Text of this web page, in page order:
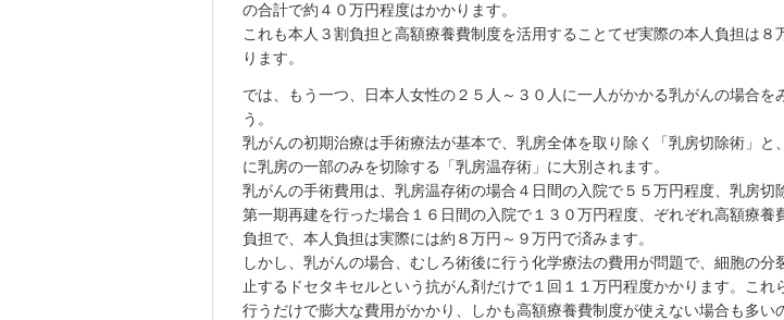
の合計で約４０万円程度はかかります。
これも本人３割負担と高額療養費制度を活用することてぜ実際の本人負担は８
ります。
では、もう一つ、日本人女性の２５人～３０人に一人がかかる乳がんの場合を
う。
乳がんの初期治療は手術療法が基本で、乳房全体を取り除く「乳房切除術」と
に乳房の一部のみを切除する「乳房温存術」に大別されます。
乳がんの手術費用は、乳房温存術の場合４日間の入院で５５万円程度、乳房切
第一期再建を行った場合１６日間の入院で１３０万円程度、ぞれぞれ高額療養
負担で、本人負担は実際には約８万円～９万円で済みます。
しかし、乳がんの場合、むしろ術後に行う化学療法の費用が問題で、細胞の分
止するドセタキセルという抗がん剤だけで１回１１万円程度かかります。これ
行うだけで膨大な費用がかかり、しかも高額療養費制度が使えない場合も多い